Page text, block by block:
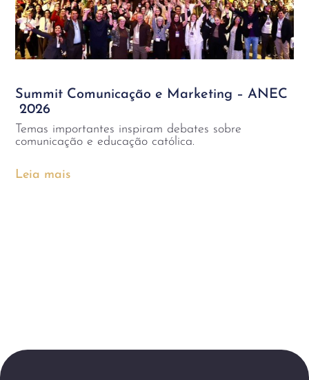
Summit Comunicação e Marketing – ANEC
2026
Temas importantes inspiram debates sobre
comunicação e educação católica.
Leia mais